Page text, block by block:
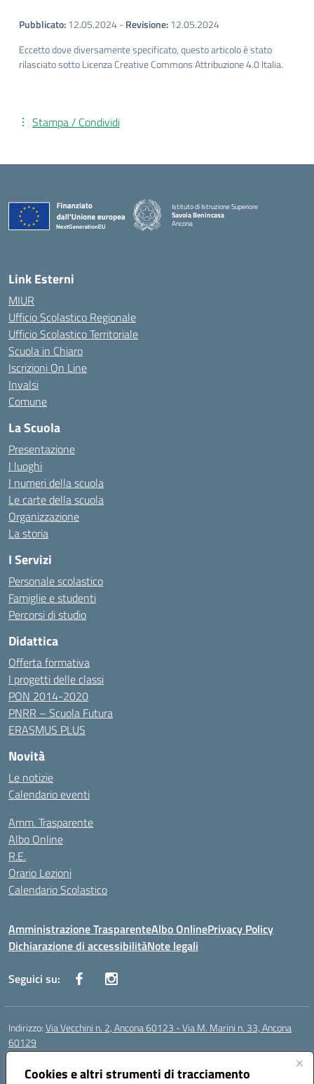
Cookies e altri strumenti di tracciamento
Pubblicato:12.05.2024-Revisione:12.05.2024
Eccetto dove diversamente specificato, questo articolo è stato
rilasciato sotto Licenza Creative Commons Attribuzione 4.0 Italia.
Stampa / Condividi
Istituto di Istruzione Superiore
Savoia Benincasa
Ancona
Link Esterni
MIUR
Ufficio Scolastico Regionale
Ufficio Scolastico Territoriale
Scuola in Chiaro
Iscrizioni On Line
Invalsi
Comune
La Scuola
Presentazione
I luoghi
I numeri della scuola
Le carte della scuola
Organizzazione
La storia
I Servizi
Personale scolastico
Famiglie e studenti
Percorsi di studio
Didattica
Offerta formativa
I progetti delle classi
PON 2014-2020
PNRR – Scuola Futura
ERASMUS PLUS
Novità
Le notizie
Calendario eventi
Amm. Trasparente
Albo Online
R.E.
Orario Lezioni
Calendario Scolastico
Amministrazione TrasparenteAlbo OnlinePrivacy Policy
Dichiarazione di accessibilitàNote legali
Seguici su:
Indirizzo:Via Vecchini n. 2, Ancona 60123 - Via M. Marini n. 33, Ancona
60129
Centralino:
Posta elettronica certificata (PEC):anis01200g@pec.istruzione.it